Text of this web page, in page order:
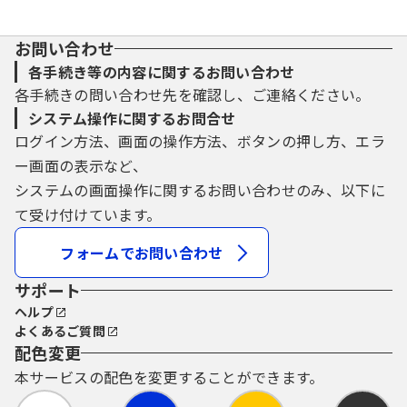
お問い合わせ
各手続き等の内容に関するお問い合わせ
各手続きの問い合わせ先を確認し、ご連絡ください。
システム操作に関するお問合せ
ログイン方法、画面の操作方法、ボタンの押し方、エラ
ー画面の表示など、
システムの画面操作に関するお問い合わせのみ、以下に
て受け付けています。
フォームでお問い合わせ
サポート
ヘルプ
よくあるご質問
配色変更
本サービスの配色を変更することができます。